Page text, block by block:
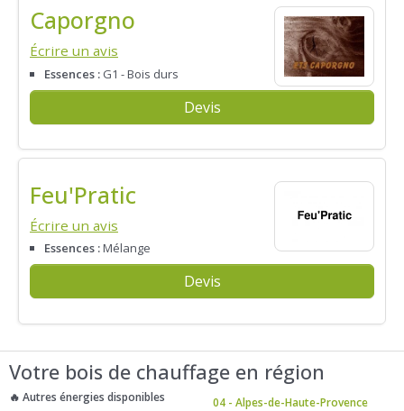
Caporgno
Écrire un avis
Essences : G1 - Bois durs
Devis
Feu'Pratic
Écrire un avis
Essences :Mélange
Devis
Votre bois de chauffage en région
🔥 Autres énergies disponibles
04 - Alpes-de-Haute-Provence